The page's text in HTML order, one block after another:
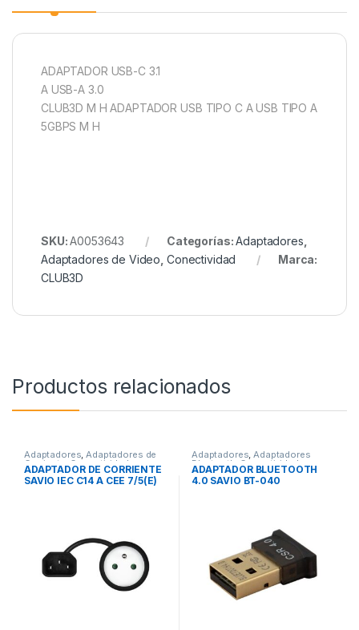
ADAPTADOR USB-C 3.1
A USB-A 3.0
CLUB3D M H ADAPTADOR USB TIPO C A USB TIPO A
5GBPS M H
SKU:A0053643 Categorías:Adaptadores
Adaptadores de Video Conectividad
Marca:
CLUB3D
Productos relacionados
Adaptadores,Adaptadores de
Corriente,Conectividad
ADAPTADOR DE CORRIENTE
SAVIO IEC C14 A CEE 7/5(E)
Adaptadores,Adaptadores
Bluetooth, Conectividad
ADAPTADOR BLUETOOTH
4.0 SAVIO BT-040